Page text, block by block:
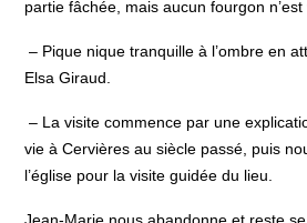
partie fâchée, mais aucun fourgon n’est
– Pique nique tranquille à l’ombre en
Elsa Giraud.
– La visite commence par une
vie à Cervières au siècle passé, puis
l’église pour la visite guidée du lieu.